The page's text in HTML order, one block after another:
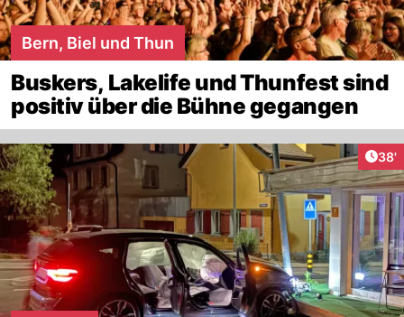
Bern, Biel und Thun
Buskers, Lakelife und Thunfest sind
positiv über die Bühne gegangen
38'